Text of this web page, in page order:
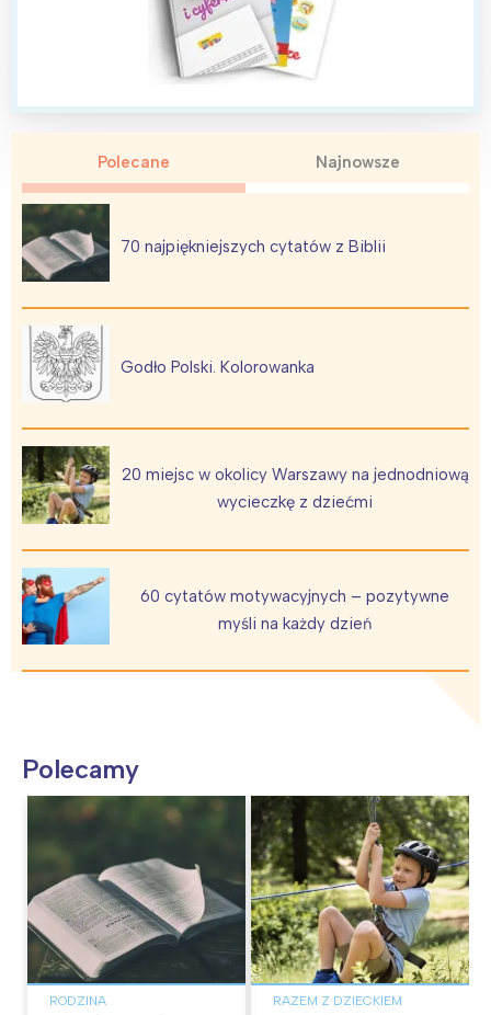
Polecane Najnowsze
70 najpiękniejszych cytatów z Biblii
Godło Polski. Kolorowanka
20 miejsc w okolicy Warszawy na jednodniową
wycieczkę z dziećmi
60 cytatów motywacyjnych – pozytywne
myśli na każdy dzień
Polecamy
RODZINA RAZEM Z DZIECKIEM